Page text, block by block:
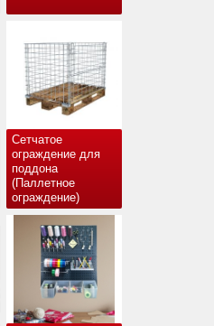
Сетчатое
ограждение для
поддона
(Паллетное
ограждение)